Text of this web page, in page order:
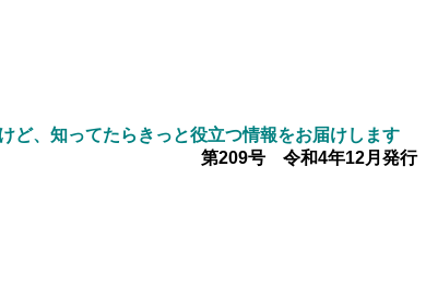
ど、知ってたらきっと役立つ情報をお届けします
第209号 令和4年12月発行